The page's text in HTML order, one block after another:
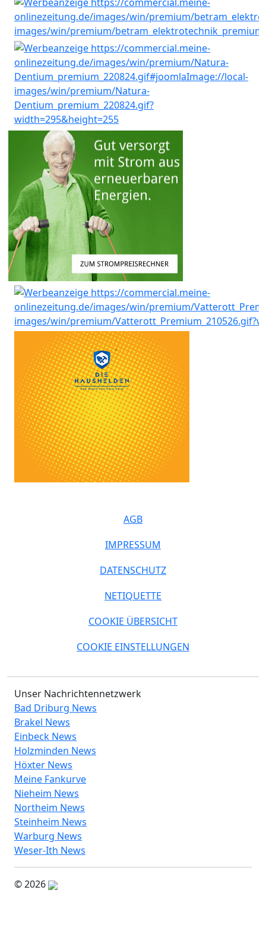
AGB
IMPRESSUM
DATENSCHUTZ
NETIQUETTE
COOKIE ÜBERSICHT
COOKIE EINSTELLUNGEN
Unser Nachrichtennetzwerk
Bad Driburg News
Brakel News
Einbeck News
Holzminden News
Höxter News
Meine Fankurve
Nieheim News
Northeim News
Steinheim News
Warburg News
Weser-Ith News
© 2026